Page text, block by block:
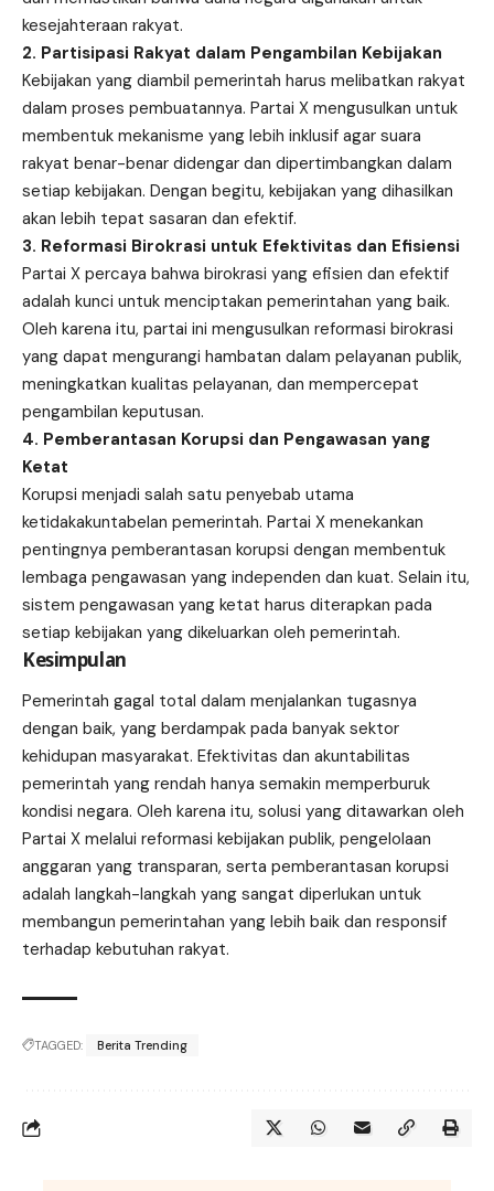
kesejahteraan rakyat.
2. Partisipasi Rakyat dalam Pengambilan Kebijakan
Kebijakan yang diambil pemerintah harus melibatkan rakyat
dalam proses pembuatannya. Partai X mengusulkan untuk
membentuk mekanisme yang lebih inklusif agar suara
rakyat benar-benar didengar dan dipertimbangkan dalam
setiap kebijakan. Dengan begitu, kebijakan yang dihasilkan
akan lebih tepat sasaran dan efektif.
3. Reformasi Birokrasi untuk Efektivitas dan Efisiensi
Partai X percaya bahwa birokrasi yang efisien dan efektif
adalah kunci untuk menciptakan pemerintahan yang baik.
Oleh karena itu, partai ini mengusulkan reformasi birokrasi
yang dapat mengurangi hambatan dalam pelayanan publik,
meningkatkan kualitas pelayanan, dan mempercepat
pengambilan keputusan.
4. Pemberantasan Korupsi dan Pengawasan yang
Ketat
Korupsi menjadi salah satu penyebab utama
ketidakakuntabelan pemerintah. Partai X menekankan
pentingnya pemberantasan korupsi dengan membentuk
lembaga pengawasan yang independen dan kuat. Selain itu,
sistem pengawasan yang ketat harus diterapkan pada
setiap kebijakan yang dikeluarkan oleh pemerintah.
Kesimpulan
Pemerintah gagal total dalam menjalankan tugasnya
dengan baik, yang berdampak pada banyak sektor
kehidupan masyarakat. Efektivitas dan akuntabilitas
pemerintah yang rendah hanya semakin memperburuk
kondisi negara. Oleh karena itu, solusi yang ditawarkan oleh
Partai X melalui reformasi kebijakan publik, pengelolaan
anggaran yang transparan, serta pemberantasan korupsi
adalah langkah-langkah yang sangat diperlukan untuk
membangun pemerintahan yang lebih baik dan responsif
terhadap kebutuhan rakyat.
TAGGED: Berita Trending